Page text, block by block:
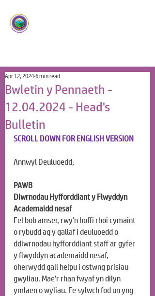
Bwletin y Pennaeth -
12.04.2024 - Head's
Bulletin
Apr 12, 20246 min read
SCROLL DOWN FOR ENGLISH VERSION
Annwyl Deuluoedd,
PAWB
Diwrnodau Hyfforddiant y Flwyddyn
Academaidd nesaf
Fel bob amser, rwy'n hoffi rhoi cymaint
o rybudd ag y gallaf i deuluoedd o
ddiwrnodau hyfforddiant staff ar gyfer
y flwyddyn academaidd nesaf,
oherwydd gall helpu i ostwng prisiau
gwyliau. Mae'r rhan fwyaf yn dilyn
ymlaen o wyliau. Fe sylwch fod un yng